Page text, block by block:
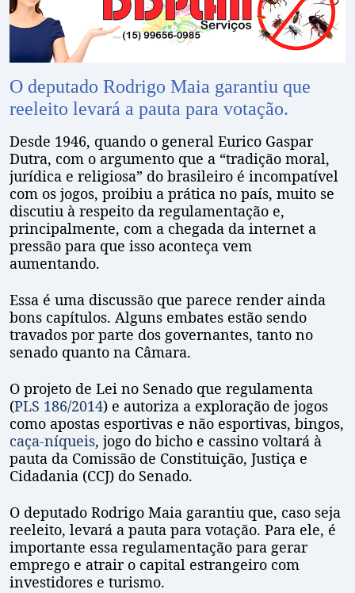
O deputado Rodrigo Maia garantiu que
reeleito levará a pauta para votação.
Desde 1946, quando o general Eurico Gaspar
Dutra, com o argumento que a “tradição moral,
jurídica e religiosa” do brasileiro é incompatível
com os jogos, proibiu a prática no país, muito se
discutiu à respeito da regulamentação e,
principalmente, com a chegada da internet a
pressão para que isso aconteça vem
aumentando.
Essa é uma discussão que parece render ainda
bons capítulos. Alguns embates estão sendo
travados por parte dos governantes, tanto no
senado quanto na Câmara.
O projeto de Lei no Senado que regulamenta
(PLS 186/2014) e autoriza a exploração de jogos
como apostas esportivas e não esportivas, bingos,
caça-níqueis, jogo do bicho e cassino voltará à
pauta da Comissão de Constituição, Justiça e
Cidadania (CCJ) do Senado.
O deputado Rodrigo Maia garantiu que, caso seja
reeleito, levará a pauta para votação. Para ele, é
importante essa regulamentação para gerar
emprego e atrair o capital estrangeiro com
investidores e turismo.